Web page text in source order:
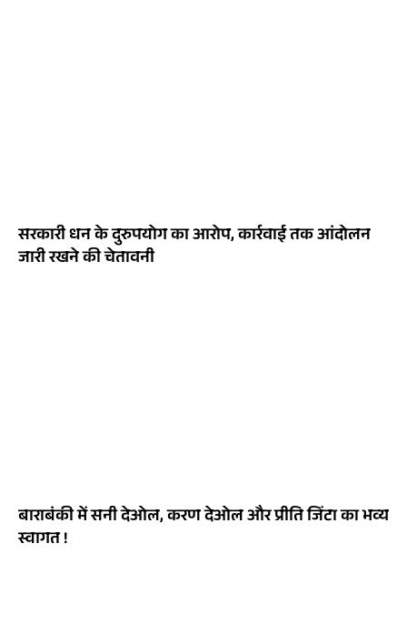
सरकारी धन के दुरुपयोग का आरोप, कार्रवाई तक आंदोलन
जारी रखने की चेतावनी
बाराबंकी में सनी देओल, करण देओल और प्रीति जिंटा का भव्य
स्वागत !